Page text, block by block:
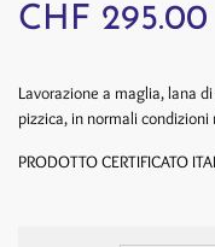
CHF 295.00
Lavorazione a maglia, lana
pizzica, in normali
PRODOTTO CERTIFICATO